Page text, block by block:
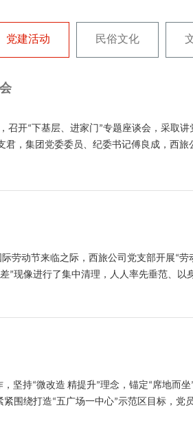
党建活动 民俗文化
召开“下基层、进家门”专题座谈会，采取
，集团党委委员、纪委书记傅良成，西
劳动节来临之际，西旅公司党支部开展“
”现像进行了集中清理，人人率先垂范、以
坚持“微改造 精提升”理念，锚定“席地而
围绕打造“五广场一中心”示范区目标，